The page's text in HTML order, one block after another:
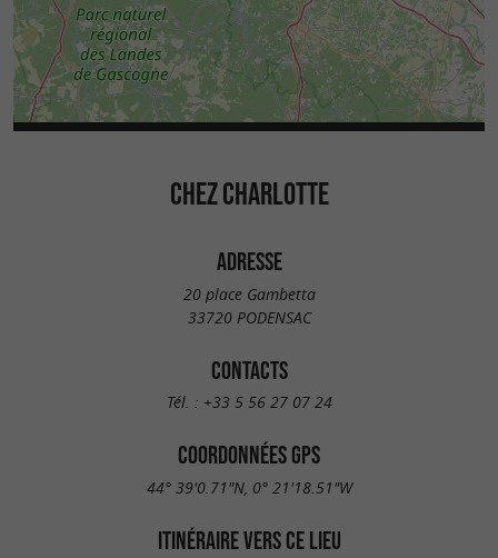
CHEZ CHARLOTTE
ADRESSE
20 place Gambetta
33720 PODENSAC
CONTACTS
Tél. : +33 5 56 27 07 24
COORDONNÉES GPS
44° 39'0.71"N, 0° 21'18.51"W
ITINÉRAIRE VERS CE LIEU